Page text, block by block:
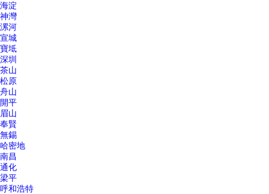
海淀
神灣
漯河
宣城
寶坻
深圳
茶山
松原
舟山
開平
眉山
奉賢
無錫
哈密地
南昌
通化
梁平
呼和浩特